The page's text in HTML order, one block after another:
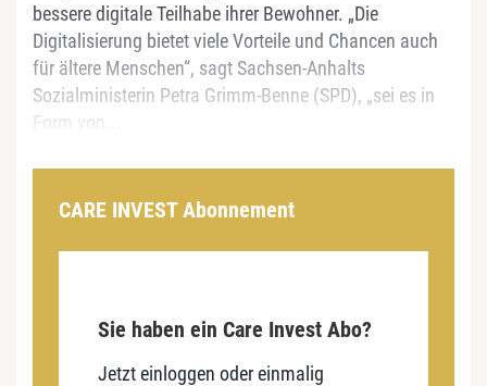
bessere digitale Teilhabe ihrer Bewohner. „Die
Digitalisierung bietet viele Vorteile und Chancen auch
für ältere Menschen“, sagt Sachsen-Anhalts
Sozialministerin Petra Grimm-Benne (SPD), „sei es in
Form von...
CARE INVEST Abonnement
Sie haben ein Care Invest Abo?
Jetzt einloggen oder einmalig